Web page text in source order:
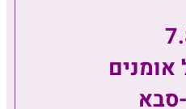
אומנים
סבא